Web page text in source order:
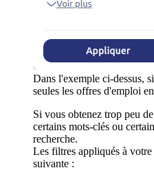
Dans l'exemple ci-dessus,
seules les offres d'emploi
Si vous obtenez trop peu
certains mots-clés ou
recherche.
Les filtres appliqués à
suivante :